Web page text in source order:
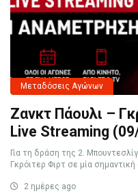
Μεταδόσεις Αγώνων
Ζανκτ Πάουλι –
Live Streaming
Για τη δράση της 2.
Γκρόιτερ Φιρτ σε μία
2 ημέρες ago